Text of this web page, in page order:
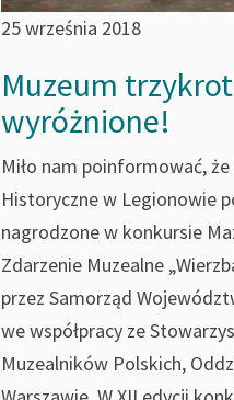
25 września 2018
Muzeum
wyróżnione!
Miło nam poinformować,
Historyczne w Legionowie
nagrodzone w konkursie
Zdarzenie Muzealne
przez Samorząd
we współpracy ze
Muzealników Polskich,